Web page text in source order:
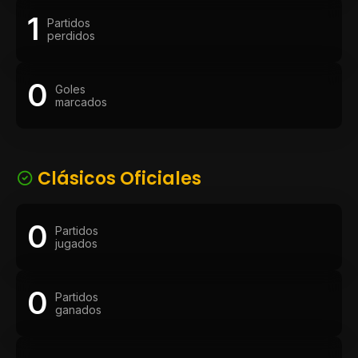
1
Partidos
perdidos
0
Goles
marcados
Clásicos Oficiales
0
Partidos
jugados
0
Partidos
ganados